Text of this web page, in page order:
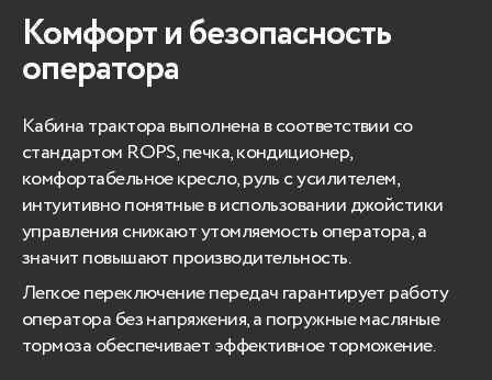
Комфорт и безопасность
оператора
Кабина трактора выполнена в соответствии со
стандартом ROPS, печка, кондиционер,
комфортабельное кресло, руль с усилителем,
интуитивно понятные в использовании джойстики
управления снижают утомляемость оператора, а
значит повышают производительность.
Легкое переключение передач гарантирует работу
оператора без напряжения, а погружные масляные
тормоза обеспечивает эффективное торможение.